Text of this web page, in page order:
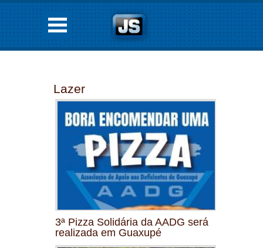
Lazer
3ª Pizza Solidária da AADG será
realizada em Guaxupé